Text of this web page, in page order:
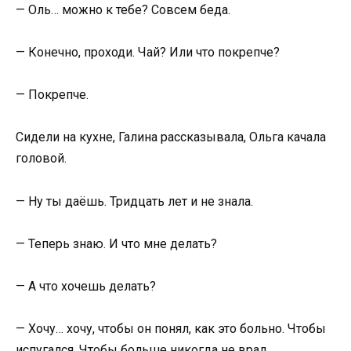
— Оль… можно к тебе? Совсем беда.
— Конечно, проходи. Чай? Или что покрепче?
— Покрепче.
Сидели на кухне, Галина рассказывала, Ольга качала
головой.
— Ну ты даёшь. Тридцать лет и не знала.
— Теперь знаю. И что мне делать?
— А что хочешь делать?
— Хочу… хочу, чтобы он понял, как это больно. Чтобы